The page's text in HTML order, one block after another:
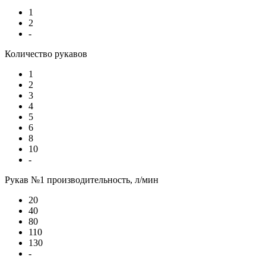
1
2
-
Количество рукавов
1
2
3
4
5
6
8
10
-
Рукав №1 производительность, л/мин
20
40
80
110
130
-